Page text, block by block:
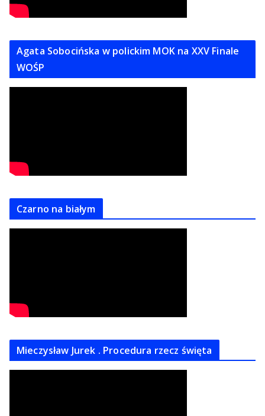
Agata Sobocińska w polickim MOK na XXV Finale
WOŚP
Czarno na białym
Mieczysław Jurek . Procedura rzecz święta